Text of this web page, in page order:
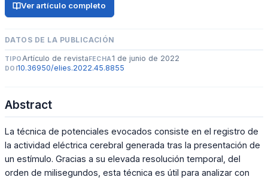
Ver artículo completo
DATOS DE LA PUBLICACIÓN
TIPO Artículo de revistaFECHA1 de junio de 2022
DOI10.36950/elies.2022.45.8855
Abstract
La técnica de potenciales evocados consiste en el registro de
la actividad eléctrica cerebral generada tras la presentación de
un estímulo. Gracias a su elevada resolución temporal, del
orden de milisegundos, esta técnica es útil para analizar con